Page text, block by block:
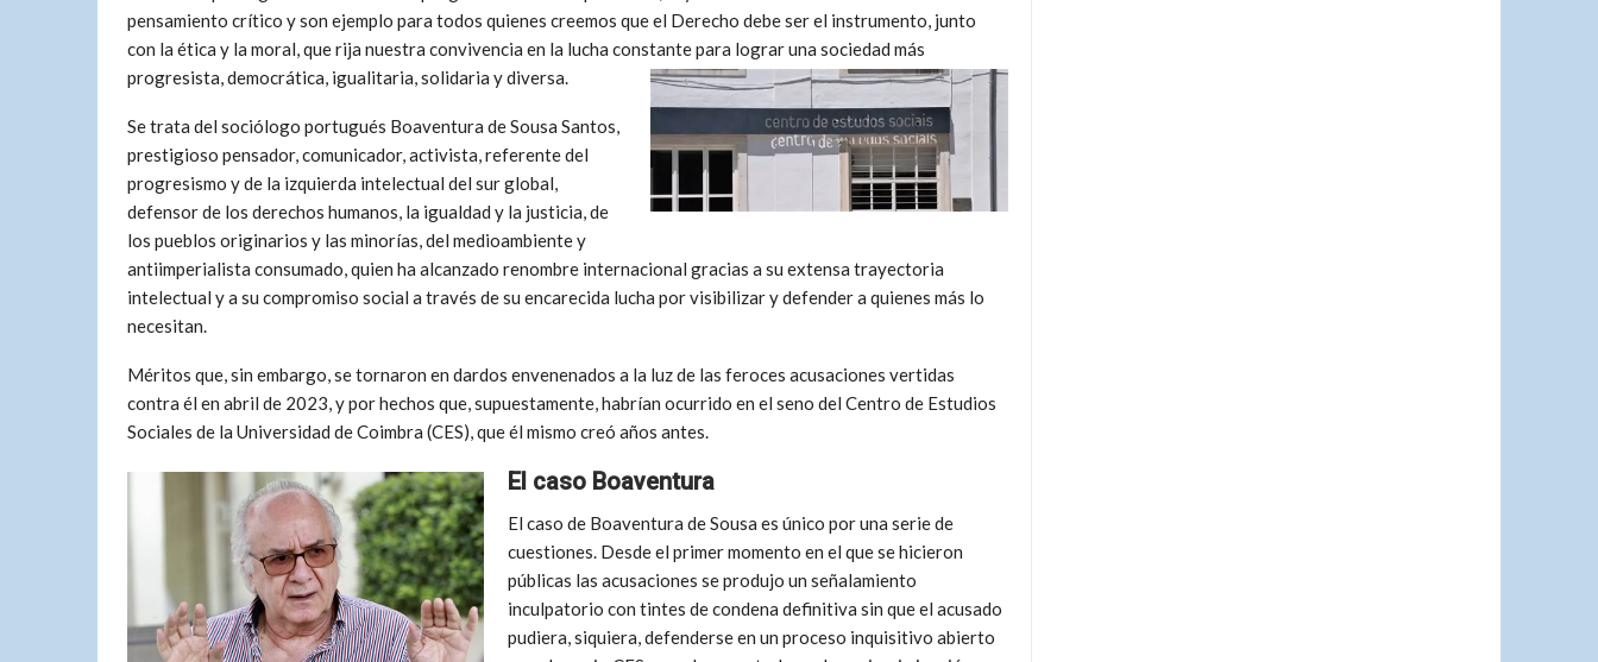
pensamiento crítico y son ejemplo para todos quienes creemos que el Derecho debe ser el instrumento, junto
con la ética y la moral, que rija nuestra convivencia en la lucha constante para lograr una sociedad más
progresista, democrática, igualitaria, solidaria y diversa.
Se trata del sociólogo portugués Boaventura de Sousa Santos,
prestigioso pensador, comunicador, activista, referente del
progresismo y de la izquierda intelectual del sur global,
defensor de los derechos humanos, la igualdad y la justicia, de
los pueblos originarios y las minorías, del medioambiente y
antiimperialista consumado, quien ha alcanzado renombre internacional gracias a su extensa trayectoria
intelectual y a su compromiso social a través de su encarecida lucha por visibilizar y defender a quienes más lo
necesitan.
Méritos que, sin embargo, se tornaron en dardos envenenados a la luz de las feroces acusaciones vertidas
contra él en abril de 2023, y por hechos que, supuestamente, habrían ocurrido en el seno del Centro de Estudios
Sociales de la Universidad de Coimbra (CES), que él mismo creó años antes.
El caso Boaventura
El caso de Boaventura de Sousa es único por una serie de
cuestiones. Desde el primer momento en el que se hicieron
públicas las acusaciones se produjo un señalamiento
inculpatorio con tintes de condena definitiva sin que el acusado
pudiera, siquiera, defenderse en un proceso inquisitivo abierto